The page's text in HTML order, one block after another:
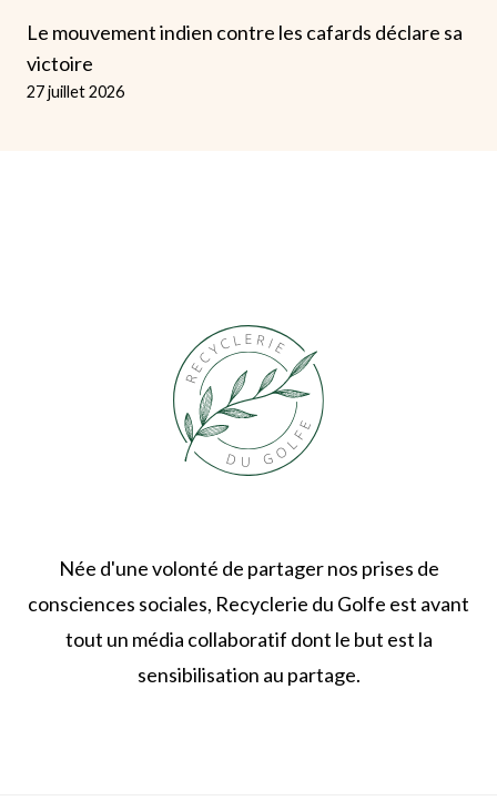
Le mouvement indien contre les cafards déclare sa
victoire
27 juillet 2026
Née d'une volonté de partager nos prises de
consciences sociales, Recyclerie du Golfe est avant
tout un média collaboratif dont le but est la
sensibilisation au partage.